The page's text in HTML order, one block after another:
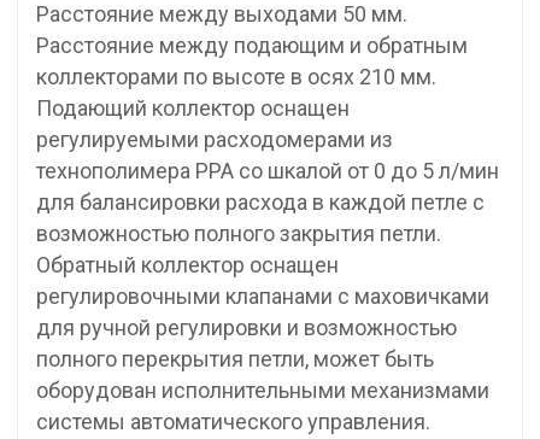
Расстояние между выходами 50 мм.
Расстояние между подающим и обратным
коллекторами по высоте в осях 210 мм.
Подающий коллектор оснащен
регулируемыми расходомерами из
технополимера PPA со шкалой от 0 до 5 л/мин
для балансировки расхода в каждой петле с
возможностью полного закрытия петли.
Обратный коллектор оснащен
регулировочными клапанами с маховичками
для ручной регулировки и возможностью
полного перекрытия петли, может быть
оборудован исполнительными механизмами
системы автоматического управления.